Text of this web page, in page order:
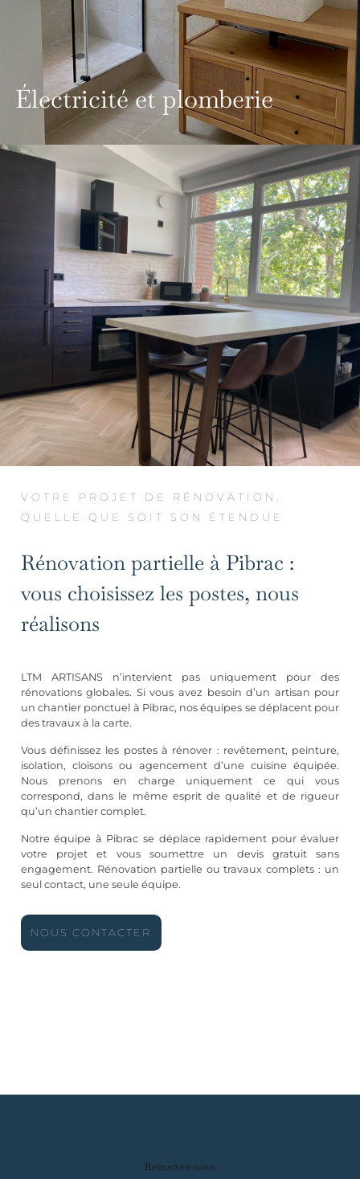
Électricité et plomberie
VOTRE PROJET DE RÉNOVATION,
QUELLE QUE SOIT SON ÉTENDUE
Rénovation partielle à Pibrac :
vous choisissez les postes, nous
réalisons
LTM ARTISANS n’intervient pas uniquement pour des
rénovations globales. Si vous avez besoin d’un artisan pour
un chantier ponctuel à Pibrac, nos équipes se déplacent pour
des travaux à la carte.
Vous définissez les postes à rénover : revêtement, peinture,
isolation, cloisons ou agencement d’une cuisine équipée.
Nous prenons en charge uniquement ce qui vous
correspond, dans le même esprit de qualité et de rigueur
qu’un chantier complet.
Notre équipe à Pibrac se déplace rapidement pour évaluer
votre projet et vous soumettre un devis gratuit sans
engagement. Rénovation partielle ou travaux complets : un
seul contact, une seule équipe.
NOUS CONTACTER
Retrouvez-nous